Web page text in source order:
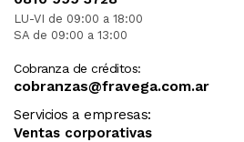
LU-VI de 09:00 a 18:00
SA de 09:00 a 13:00
Cobranza de créditos:
cobranzas@fravega.com.ar
Servicios a empresas:
Ventas corporativas